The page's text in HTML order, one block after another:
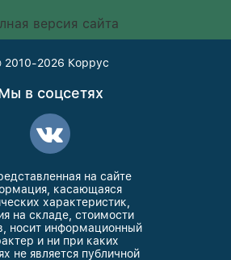
версия сайта
2010-2026 Коррус
в соцсетях
на сайте
касающаяся
характеристик,
на складе, стоимости
носит информационный
и ни при каких
не является публичной